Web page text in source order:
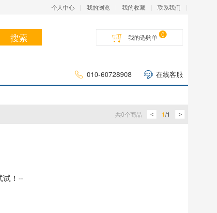
个人中心 我的浏览 我的收藏 联系我们
搜索 我的选购单 0
在线客服
010-60728908
共0个商品 < 1/1 >
试！--